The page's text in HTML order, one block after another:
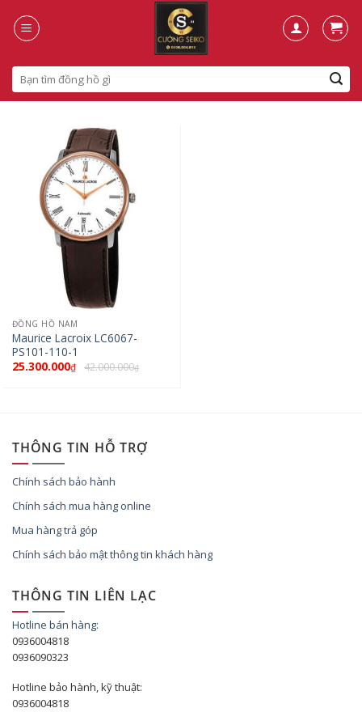
Search
for:
ĐỒNG HỒ NAM
Maurice Lacroix LC6067-
PS101-110-1
25.300.000₫ 42.000.000₫
THÔNG TIN HỖ TRỢ
Chính sách bảo hành
Chính sách mua hàng online
Mua hàng trả góp
Chính sách bảo mật thông tin khách hàng
THÔNG TIN LIÊN LẠC
Hotline bán hàng:
0936004818
0936090323
Hotline bảo hành, kỹ thuật:
0936004818